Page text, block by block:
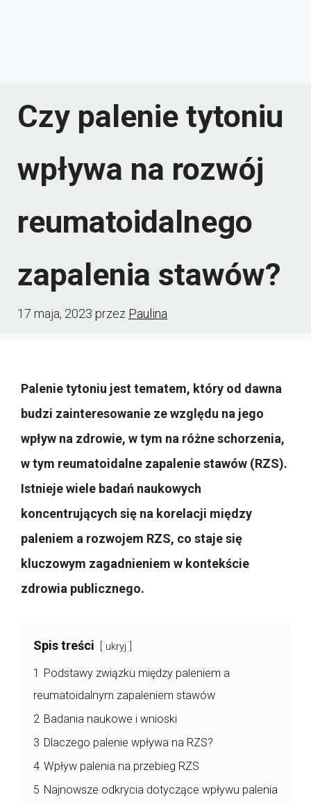
Czy palenie tytoniu
wpływa na rozwój
reumatoidalnego
zapalenia stawów?
17 maja, 2023 przez Paulina
Palenie tytoniu jest tematem, który od dawna
budzi zainteresowanie ze względu na jego
wpływ na zdrowie, w tym na różne schorzenia,
w tym reumatoidalne zapalenie stawów (RZS).
Istnieje wiele badań naukowych
koncentrujących się na korelacji między
paleniem a rozwojem RZS, co staje się
kluczowym zagadnieniem w kontekście
zdrowia publicznego.
Spis treści ukryj
1 Podstawy związku między paleniem a
reumatoidalnym zapaleniem stawów
2 Badania naukowe i wnioski
3 Dlaczego palenie wpływa na RZS?
4 Wpływ palenia na przebieg RZS
5 Najnowsze odkrycia dotyczące wpływu palenia